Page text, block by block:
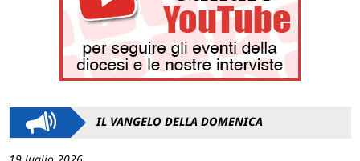
IL VANGELO DELLA DOMENICA